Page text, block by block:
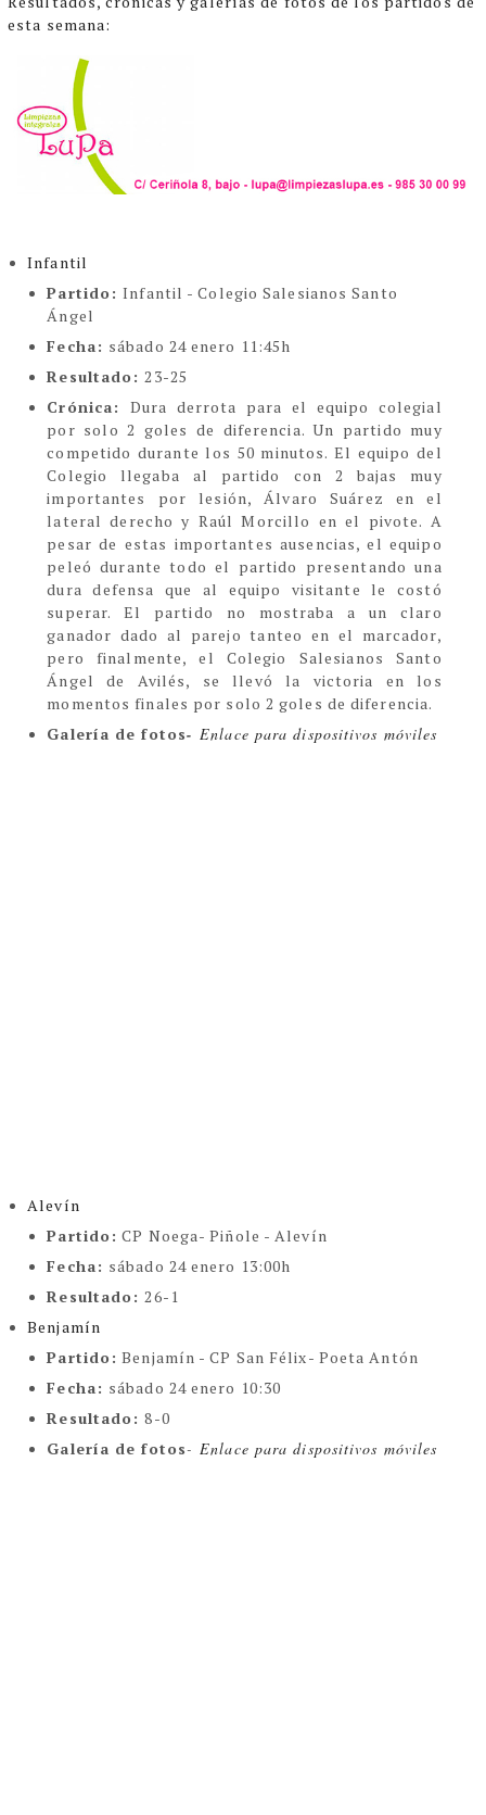
esta semana:
Infantil
Partido:Infantil - Colegio Salesianos Santo
Ángel
Fecha: sábado 24 enero 11:45h
Resultado: 23-25
Crónica: Dura derrota para el equipo colegial
por solo 2 goles de diferencia. Un partido muy
competido durante los 50 minutos. El equipo del
Colegio llegaba al partido con 2 bajas muy
importantes por lesión, Álvaro Suárez en el
lateral derecho y Raúl Morcillo en el pivote. A
pesar de estas importantes ausencias, el equipo
peleó durante todo el partido presentando una
dura defensa que al equipo visitante le costó
superar. El partido no mostraba a un claro
ganador dado al parejo tanteo en el marcador,
pero finalmente, el Colegio Salesianos Santo
Ángel de Avilés, se llevó la victoria en los
momentos finales por solo 2 goles de diferencia.
Galería de fotos-Enlace para dispositivos móviles
Alevín
Partido: CP Noega- Piñole - Alevín
Fecha: sábado 24 enero 13:00h
Resultado: 26-1
Benjamín
Partido: Benjamín - CP San Félix- Poeta Antón
Fecha: sábado 24 enero 10:30
Resultado:8-0
Galería de fotos- Enlace para dispositivos móviles